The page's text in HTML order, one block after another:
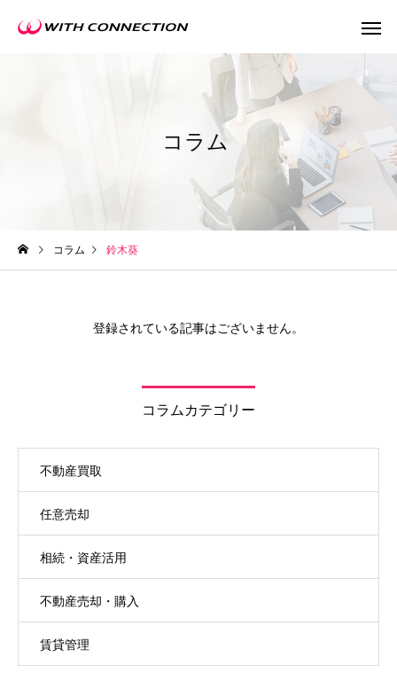
コラム
コラム 鈴木葵
登録されている記事はございません。
コラムカテゴリー
不動産買取
任意売却
相続・資産活用
不動産売却・購入
賃貸管理